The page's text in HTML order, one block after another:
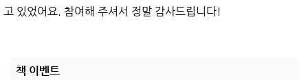
고 있었어요. 참여해 주셔서 정말 감사드립니다!
책 이벤트